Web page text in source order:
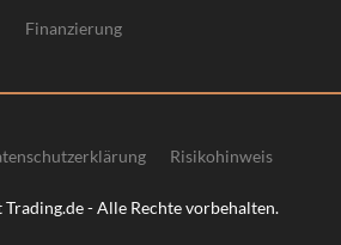
Finanzierung
- Alle Rechte vorbehalten.
Risikohinweis